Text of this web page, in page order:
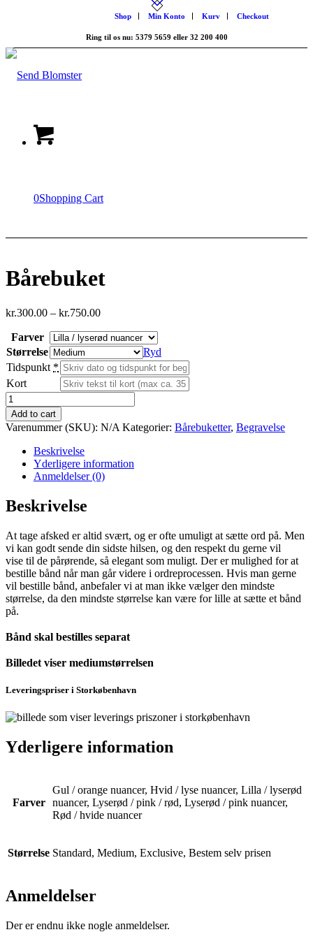
Shop Min Konto Kurv Checkout
Ring til os nu: 5379 5659 eller 32 200 400
0Shopping Cart
Bårebuket
kr.300.00 – kr.750.00Prisinterval:
til
kr.750.00
Farver
Størrelse
Ryd
Tidspunkt *
Kort
Bårebuket
antal
Add to cart
Varenummer (SKU): N/A Kategorier: Bårebuketter, Begravelse
Beskrivelse
Yderligere information
Anmeldelser (0)
Beskrivelse
At tage afsked er altid svært, og er ofte umuligt at sætte ord på. Men
vi kan godt sende din sidste hilsen, og den respekt du gerne vil
vise til de pårørende, så elegant som muligt. Der er mulighed for at
bestille bånd når man går videre i ordreprocessen. Hvis man gerne
vil bestille bånd, anbefaler vi at man ikke vælger den mindste
størrelse, da den mindste størrelse kan være for lille at sætte et bånd
på.
Bånd skal bestilles separat
Billedet viser mediumstørrelsen
Leveringspriser i Storkøbenhavn
Yderligere information
Farver
Gul / orange nuancer, Hvid / lyse nuancer, Lilla / lyserød
nuancer, Lyserød / pink / rød, Lyserød / pink nuancer,
Rød / hvide nuancer
Størrelse Standard, Medium, Exclusive, Bestem selv prisen
Anmeldelser
Der er endnu ikke nogle anmeldelser.